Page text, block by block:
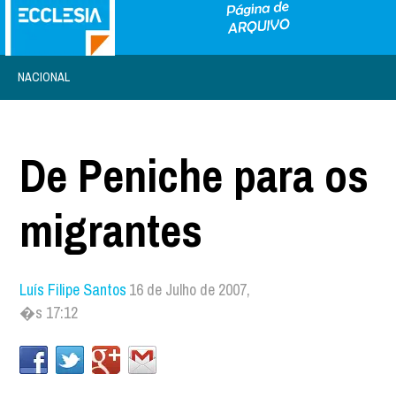
NACIONAL
De Peniche para os
migrantes
Luís Filipe Santos 16 de Julho de 2007,
�s 17:12